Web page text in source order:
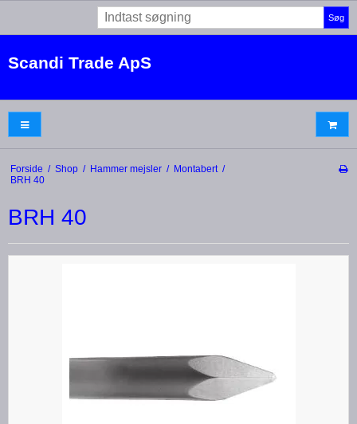
Søg
Scandi Trade ApS
Forside / Shop / Hammer mejsler / Montabert /
BRH 40
BRH 40